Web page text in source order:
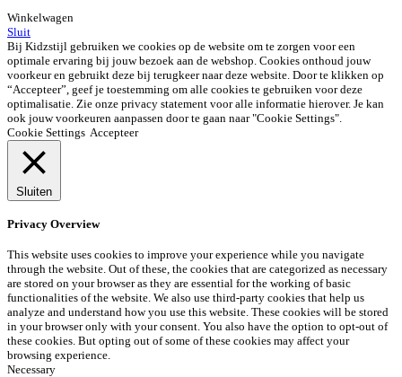
Winkelwagen
Sluit
Bij Kidzstijl gebruiken we cookies op de website om te zorgen voor een
optimale ervaring bij jouw bezoek aan de webshop. Cookies onthoud jouw
voorkeur en gebruikt deze bij terugkeer naar deze website. Door te klikken op
“Accepteer”, geef je toestemming om alle cookies te gebruiken voor deze
optimalisatie. Zie onze privacy statement voor alle informatie hierover. Je kan
ook jouw voorkeuren aanpassen door te gaan naar "Cookie Settings".
Cookie Settings Accepteer
Sluiten
Privacy Overview
This website uses cookies to improve your experience while you navigate
through the website. Out of these, the cookies that are categorized as necessary
are stored on your browser as they are essential for the working of basic
functionalities of the website. We also use third-party cookies that help us
analyze and understand how you use this website. These cookies will be stored
in your browser only with your consent. You also have the option to opt-out of
these cookies. But opting out of some of these cookies may affect your
browsing experience.
Necessary